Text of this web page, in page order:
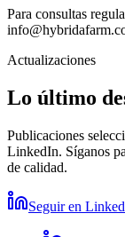
Para consultas
Actualizaciones
Lo último
Publicaciones
LinkedIn. Síganos
de calidad.
Seguir en